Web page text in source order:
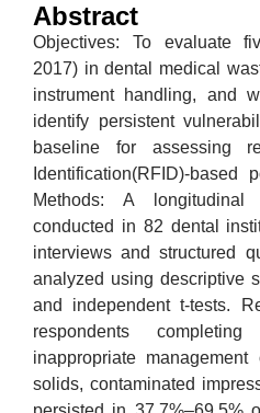
Abstract
Objectives: To evaluate
2017) in dental medical
instrument handling, and
identify persistent
baseline for assessing
Identification(RFID)-based
Methods: A
conducted in 82 dental
interviews and structured
analyzed using descriptive
and independent t-tests.
respondents
inappropriate
solids, contaminated